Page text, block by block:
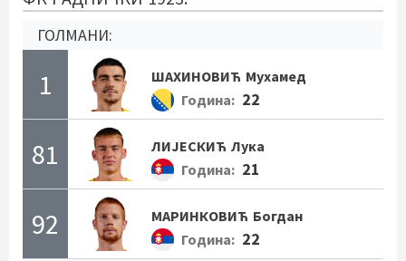
ГОЛМАНИ:
1 ШАХИНОВИЋ Мухамед
Година: 22
81 ЛИЈЕСКИЋ Лука
Година: 21
92 МАРИНКОВИЋ Богдан
Година: 22